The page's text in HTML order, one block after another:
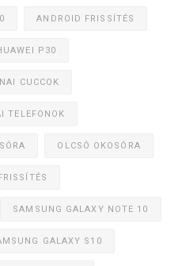
ANDROID FRISSÍTÉS
P30
CUCCOK
TELEFONOK
OLCSÓ OKOSÓRA
SAMSUNG GALAXY NOTE 10
GALAXY S10